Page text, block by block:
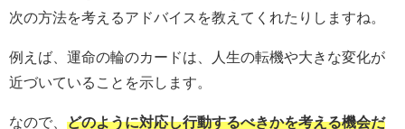
次の方法を考えるアドバイスを教えてくれたりしますね。
例えば、運命の輪のカードは、人生の転機や大きな変化が
近づいていることを示します。
なので、 どのように対応し行動するべきかを考える機会だ